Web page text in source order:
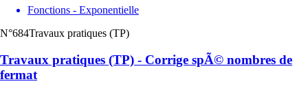
Fonctions - Exponentielle
N°684Travaux pratiques (TP)
Travaux pratiques (TP) - Corrige spÃ© nombres de
fermat